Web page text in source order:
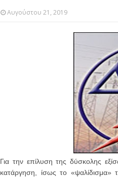
Αυγούστου 21, 2019
Για την επίλυση της δύσκολης
κατάργηση, ίσως το «ψαλίδισμα»